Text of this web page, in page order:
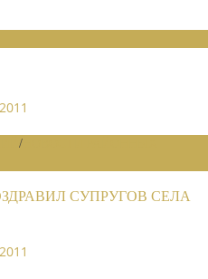
/
СУПРУГОВ СЕЛА